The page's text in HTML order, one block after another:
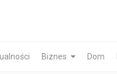
Biznes Dom